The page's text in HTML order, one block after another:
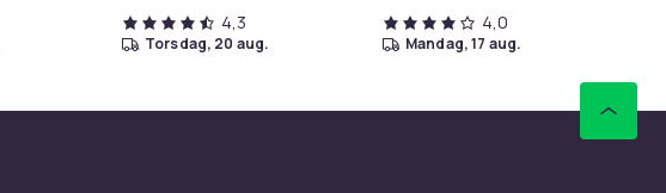
4,3
torsdag, 20 aug.
4,0
mandag, 17 aug.